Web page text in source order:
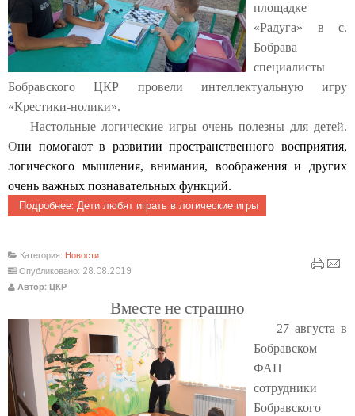
площадке
«Радуга» в с.
Бобрава
специалисты
Бобравского ЦКР провели интеллектуальную игру
«Крестики-нолики».
Настольные логические игры очень полезны для детей.
Они помогают в развитии пространственного восприятия,
логического мышления, внимания, воображения и других
очень важных познавательных функций.
Подробнее: Дети любят играть в логические игры
Категория: Новости
Опубликовано: 28.08.2019
Автор: ЦКР
Вместе не страшно
27 августа в
Бобравском
ФАП
сотрудники
Бобравского